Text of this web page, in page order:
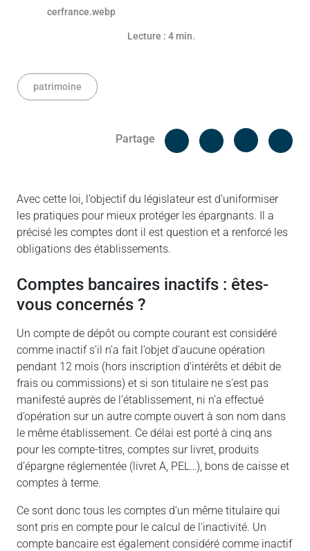
Lecture : 4 min.
patrimoine
Partage
Facebook
Avec cette loi, l’objectif du législateur est d’uniformiser
les pratiques pour mieux protéger les épargnants. Il a
précisé les comptes dont il est question et a renforcé les
obligations des établissements.
Comptes bancaires inactifs : êtes-
vous concernés ?
Un compte de dépôt ou compte courant est considéré
comme inactif s’il n’a fait l’objet d’aucune opération
pendant 12 mois (hors inscription d’intérêts et débit de
frais ou commissions) et si son titulaire ne s’est pas
manifesté auprès de l’établissement, ni n’a effectué
d’opération sur un autre compte ouvert à son nom dans
le même établissement. Ce délai est porté à cinq ans
pour les compte-titres, comptes sur livret, produits
d’épargne réglementée (livret A, PEL…), bons de caisse et
comptes à terme.
Ce sont donc tous les comptes d’un même titulaire qui
sont pris en compte pour le calcul de l’inactivité. Un
compte bancaire est également considéré comme inactif